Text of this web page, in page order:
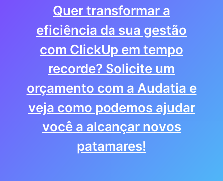
Quer transformar a
eficiência da sua gestão
com ClickUp em tempo
recorde? Solicite um
orçamento com a Audatia e
veja como podemos ajudar
você a alcançar novos
patamares!